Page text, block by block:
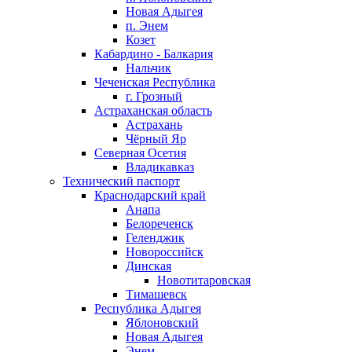
Новая Адыгея
п. Энем
Козет
Кабардино - Балкария
Нальчик
Чеченская Республика
г. Грозный
Астраханская область
Астрахань
Чёрный Яр
Северная Осетия
Владикавказ
Технический паспорт
Краснодарский край
Анапа
Белореченск
Геленджик
Новороссийск
Динская
Новотитаровская
Тимашевск
Республика Адыгея
Яблоновский
Новая Адыгея